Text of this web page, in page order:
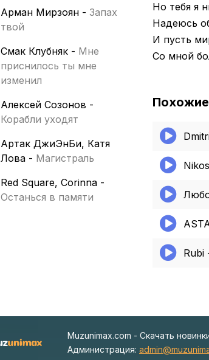
Арман Мирзоян - Запах
твой
Смак Клубняк - Мне
приснилось ты мне
изменил
Алексей Созонов -
Корабли уходят
Артак ДжиЭнБи, Катя
Лова - Магистраль
Red Square, Corinna -
Останься в памяти
Но тебя я
Надеюсь
И пусть
Со мной
Nikos
Rubi
Muzunimax.com - Скачать
Администрация: